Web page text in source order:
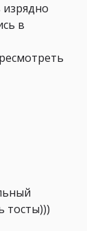
в
тосты)))